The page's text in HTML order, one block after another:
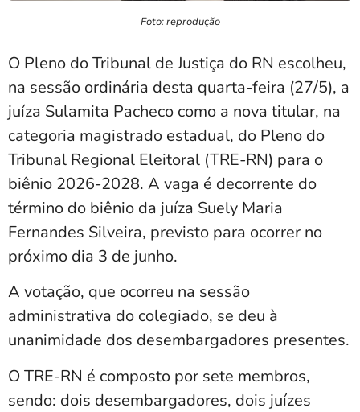
Foto: reprodução
O Pleno do Tribunal de Justiça do RN escolheu,
na sessão ordinária desta quarta-feira (27/5), a
juíza Sulamita Pacheco como a nova titular, na
categoria magistrado estadual, do Pleno do
Tribunal Regional Eleitoral (TRE-RN) para o
biênio 2026-2028. A vaga é decorrente do
término do biênio da juíza Suely Maria
Fernandes Silveira, previsto para ocorrer no
próximo dia 3 de junho.
A votação, que ocorreu na sessão
administrativa do colegiado, se deu à
unanimidade dos desembargadores presentes.
O TRE-RN é composto por sete membros,
sendo: dois desembargadores, dois juízes